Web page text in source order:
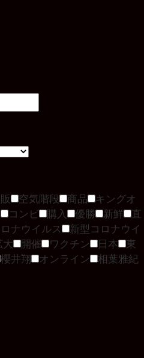
空気階段 商品
キングオ
コンビ 購入 優勝 新鮮
直
ナウイルス
新型コロナウイ
大 開催 ワクチン 日本
東
櫻井翔 オンライン
相葉雅紀